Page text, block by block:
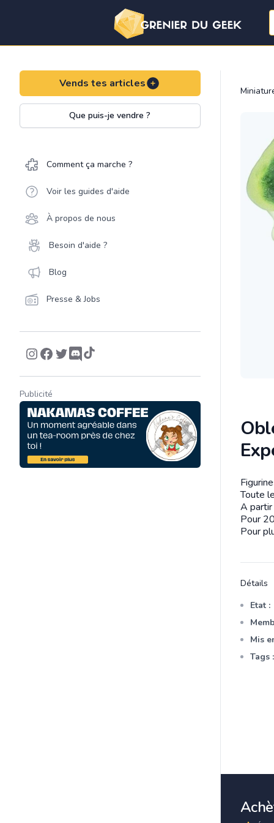
Vends tes articles
Que puis-je vendre ?
Comment ça marche ?
Voir les guides d'aide
À propos de nous
Besoin d'aide ?
Blog
Presse & Jobs
Publicité
Toute
A
Pour
Pour
Détails
Etat :
Mis
Tags :